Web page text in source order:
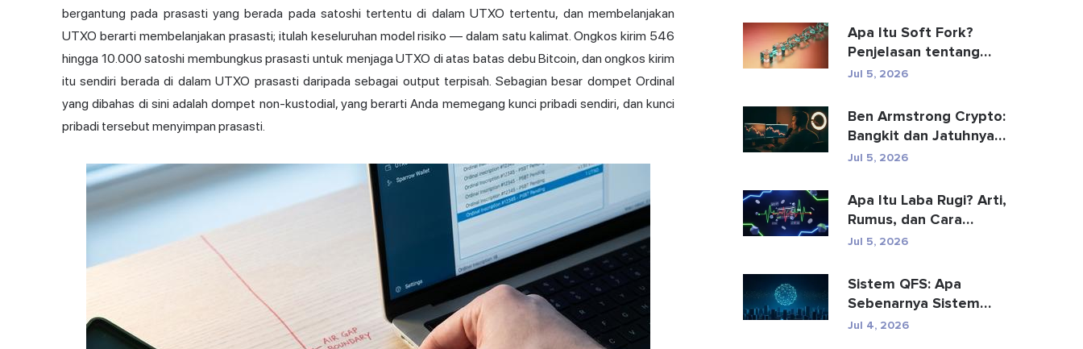
bergantung pada prasasti yang berada pada satoshi tertentu di dalam UTXO tertentu, dan membelanjakan
UTXO berarti membelanjakan prasasti; itulah keseluruhan model risiko — dalam satu kalimat. Ongkos kirim 546
hingga 10.000 satoshi membungkus prasasti untuk menjaga UTXO di atas batas debu Bitcoin, dan ongkos kirim
itu sendiri berada di dalam UTXO prasasti daripada sebagai output terpisah. Sebagian besar dompet Ordinal
yang dibahas di sini adalah dompet non-kustodial, yang berarti Anda memegang kunci pribadi sendiri, dan kunci
pribadi tersebut menyimpan prasasti.
Apa Itu Soft Fork?
Penjelasan tentang
Peningkatan Blockchain
Jul 5, 2026
Ben Armstrong Crypto:
Bangkit dan Jatuhnya
BitBoy
Jul 5, 2026
Apa Itu Laba Rugi? Arti,
Rumus, dan Cara
Menghitungnya
Jul 5, 2026
Sistem QFS: Apa
Sebenarnya Sistem
Keuangan Kuantum Itu
Jul 4, 2026